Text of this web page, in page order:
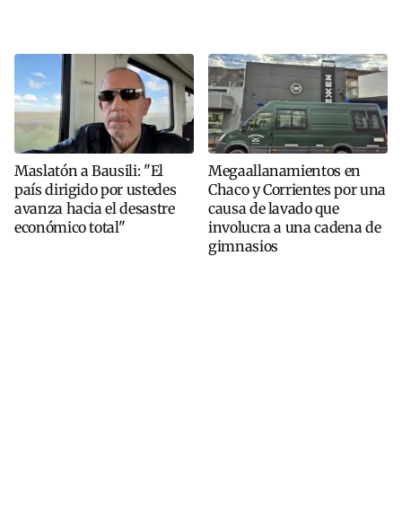
Maslatón a Bausili: "El
país dirigido por ustedes
avanza hacia el desastre
económico total"
Megaallanamientos en
Chaco y Corrientes por una
causa de lavado que
involucra a una cadena de
gimnasios